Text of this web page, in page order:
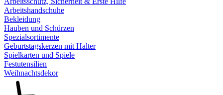
Arbeitshandschuhe
Bekleidung
Hauben und Schürzen
Spezialsortimente
Geburtstagskerzen mit Halter
Spielkarten und Spiele
Festutensilien
Weihnachtsdekor